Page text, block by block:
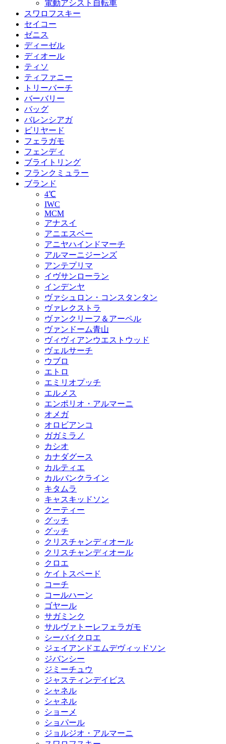
電動アシスト自転車
スワロフスキー
セイコー
ゼニス
ディーゼル
ディオール
ティソ
ティファニー
トリーバーチ
バーバリー
バッグ
バレンシアガ
ビリヤード
フェラガモ
フェンディ
ブライトリング
フランクミュラー
ブランド
4℃
IWC
MCM
アナスイ
アニエスベー
アニヤハインドマーチ
アルマーニジーンズ
アンテプリマ
イヴサンローラン
インデンヤ
ヴァシュロン・コンスタンタン
ヴァレクストラ
ヴァンクリーフ＆アーペル
ヴァンドーム青山
ヴィヴィアンウエストウッド
ヴェルサーチ
ウブロ
エトロ
エミリオプッチ
エルメス
エンポリオ・アルマーニ
オメガ
オロビアンコ
ガガミラノ
カシオ
カナダグース
カルティエ
カルバンクライン
キタムラ
キャスキッドソン
クーティー
グッチ
グッチ
クリスチャンディオール
クリスチャンディオール
クロエ
ケイトスペード
コーチ
コールハーン
ゴヤール
サガミンク
サルヴァトーレフェラガモ
シーバイクロエ
ジェイアンドエムデヴィッドソン
ジバンシー
ジミーチュウ
ジャスティンデイビス
シャネル
シャネル
ショーメ
ショパール
ジョルジオ・アルマーニ